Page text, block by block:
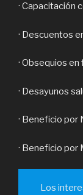
· Capacitación
· Descuentos
· Obsequios
· Desayunos
· Beneficio por
· Beneficio por
Los